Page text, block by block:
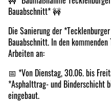
Bauabschnitt* 🚧
Die Sanierung der
Bauabschnitt. In den
Arbeiten an:
📅 *Von Dienstag, 30.06. bis
*Asphalttrag- und Binderschicht
eingebaut.